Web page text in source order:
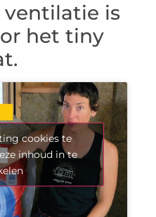
ventilatie is
het tiny
cookies te
inhoud in te